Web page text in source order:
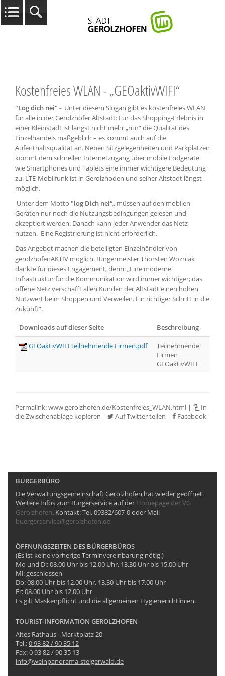
Kostenfreies WLAN - „GEOaktivWIFI“
"Log dich nei" - Unter diesem Slogan gibt es kostenfreies WLAN
für alle in der Gerolzhöfer Altstadt: Für das Shopping-Erlebnis in
einer Kleinstadt ist längst nicht mehr „nur“ die Qualität des
Einzelhandels maßgeblich – es kommt auch auf die
Aufenthaltsqualität an. Neben Sitzgelegenheiten und Parkplätzen
kommt dem schnellen Internetzugang über mobile Endgeräte
wie Smartphones und Tablets eine immer wichtigere Bedeutung
zu. LTE-Mobilfunk ist in Gerolzhoden und seiner Altstadt längst
möglich.
Unter dem Motto "log Dich nei“„ müssen auf den mobilen
Geräten nur noch die Nutzungsbedingungen gelesen und
akzeptiert werden. Danach kann jeder Anwender das Netz
nutzen. Eine Registrierung ist nicht erforderlich.
Das Angebot machen die beteiligten Einzelhändler von
gerolzhofenAKTIV möglich. Bürgermeister Thorsten Wozniak
dankte für dieses Engagement, denn: „Eine moderne
Infrastruktur für die Kommunikation wird immer wichtiger; das
offene Netz verschafft allen Kunden der Altstadt einen hohen
Nutzwert beim Shoppen und Verweilen. Ein richtiger Schritt in die
Zukunft“.
Downloads auf dieser Seite
Beschreibung
GEOaktivWIFI teilnehmende Firmen.pdf
Teilnehmende
Firmen
GEOaktivWIFI
Permalink:www.gerolzhofen.de/Kostenfreies_WLAN.html |
In
die Zwischenablage kopieren | Auf Twitter teilen | Facebook
BÜRGERBÜRO
Die Verwaltungsgemeinschaft Gerolzhofen hat wieder geöffnet.
Weitere Infos zum Bürgerservice auf der Homepage der VG
Gerolzhofen. Kontakt: Tel. 09382/607-0 oder Mail
buergerservice@gerolzhofen.de
ÖFFNUNGSZEITEN DES BÜRGERBÜROS
(Es ist keine vorherige Terminvereinbarung nötig.)
Mo und Di: 08.00 Uhr bis 12.00 Uhr, 13.30 Uhr bis 15.00 Uhr
Mi: geschlossen
Do: 08.00 Uhr bis 12.00 Uhr, 13.30 Uhr bis 17.00 Uhr
Fr: 08.00 Uhr bis 12.00 Uhr
Es gilt Maskenpflicht und die allgemeinen Hygienerichtlinien.
TOURIST-INFORMATION GEROLZHOFEN
Altes Rathaus - Marktplatz 20
Tel.:0 93 82 / 90 35 12
Fax: 0 93 82 / 90 35 13
info@weinpanorama-steigerwald.de